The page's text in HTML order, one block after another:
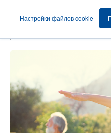
Настройки файлов cookie